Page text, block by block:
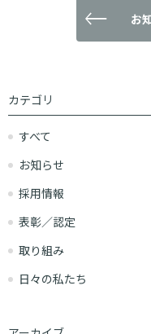
お
カテゴリ
すべて
お知らせ
採用情報
表彰／認定
取り組み
日々の私たち